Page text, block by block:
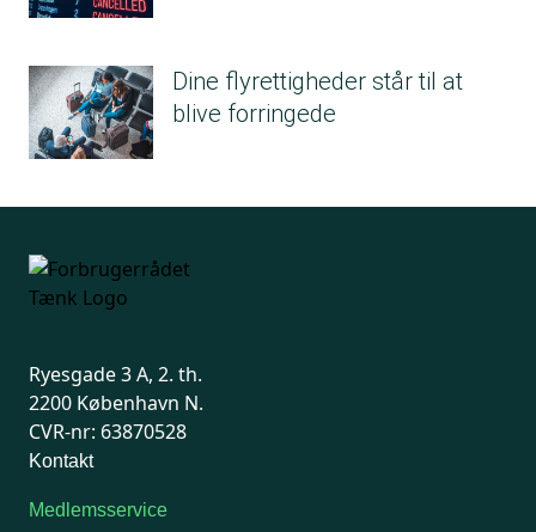
Dine flyrettigheder står til at
blive forringede
Ryesgade 3 A, 2. th.
2200 København N.
CVR-nr: 63870528
Kontakt
Medlemsservice